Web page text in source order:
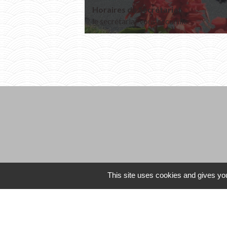
Horaires du Secrétariat
le secrétariat vous accueille
This site uses cookies and gives